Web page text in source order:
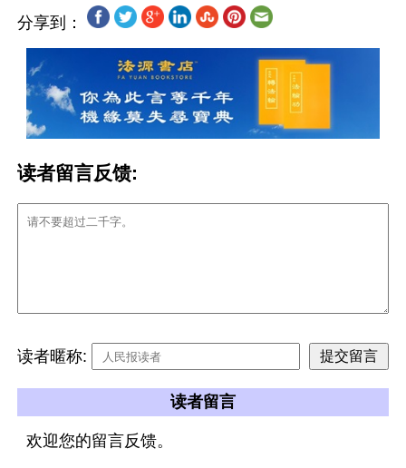
分享到：
读者留言反馈:
读者暱称:
读者留言
欢迎您的留言反馈。